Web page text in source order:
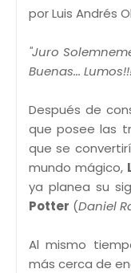
por Luis Andrés
"Juro
Buenas...
Después de
que posee las
que se
mundo mágico,
ya planea su
Potter (Daniel
Al mismo
más cerca de